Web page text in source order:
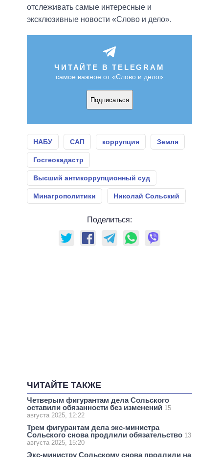
отслеживать самые интересные и
эксклюзивные новости «Слово и дело».
ЧИТАЙТЕ В TELEGRAM
самое важное от «Слово и дело»
Подписаться
НАБУ САП коррупция Земля
Госгеокадастр
Высший антикоррупционный суд
Минагрополитики Николай Сольский
Поделиться:
ЧИТАЙТЕ ТАКЖЕ
Четверым фигурантам дела Сольского
оставили обязанности без изменений 15
августа 2025, 12:22
Трем фигурантам дела экс-министра
Сольского снова продлили обязательство 13
августа 2025, 15:20
Экс-министру Сольскому снова продлили на